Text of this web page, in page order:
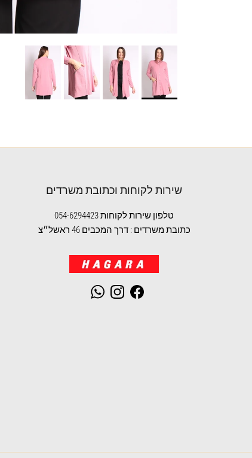
שירות לקוחות וכתובת משרדים
טלפון שירות לקוחות 054-6294423
כתובת משרדים : דרך המכבים 46 ראשל״צ
Facebook
Instagram
WhatsApp